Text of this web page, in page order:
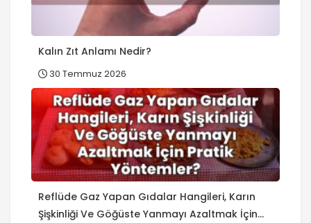
Kalın Zıt Anlamı Nedir?
30 Temmuz 2026
Reflüde Gaz Yapan Gıdalar Hangileri, Karın
Şişkinliği Ve Göğüste Yanmayı Azaltmak İçin